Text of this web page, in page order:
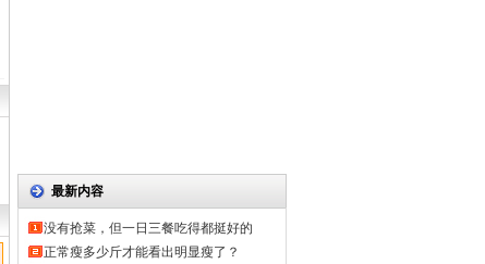
最新内容
没有抢菜，但一日三餐吃得都挺好的
正常瘦多少斤才能看出明显瘦了？